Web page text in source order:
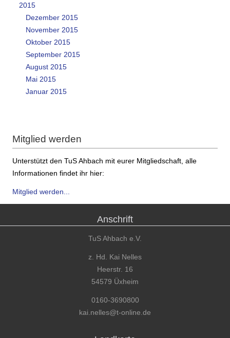
2015
Dezember 2015
November 2015
Oktober 2015
September 2015
August 2015
Mai 2015
Januar 2015
Mitglied werden
Unterstützt den TuS Ahbach mit eurer Mitgliedschaft, alle
Informationen findet ihr hier:
Mitglied werden...
Anschrift
TuS Ahbach e.V.
z. Hd. Kai Nelles
Heerstr. 16
54579 Üxheim
0160-3690800
kai.nelles@t-online.de